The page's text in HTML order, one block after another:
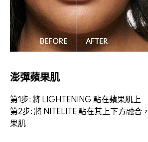
澎彈蘋果肌​
第1步: 將 LIGHTENING 點在蘋果肌上​
第2步: 將 NITELITE 點在其上下方融合
果肌